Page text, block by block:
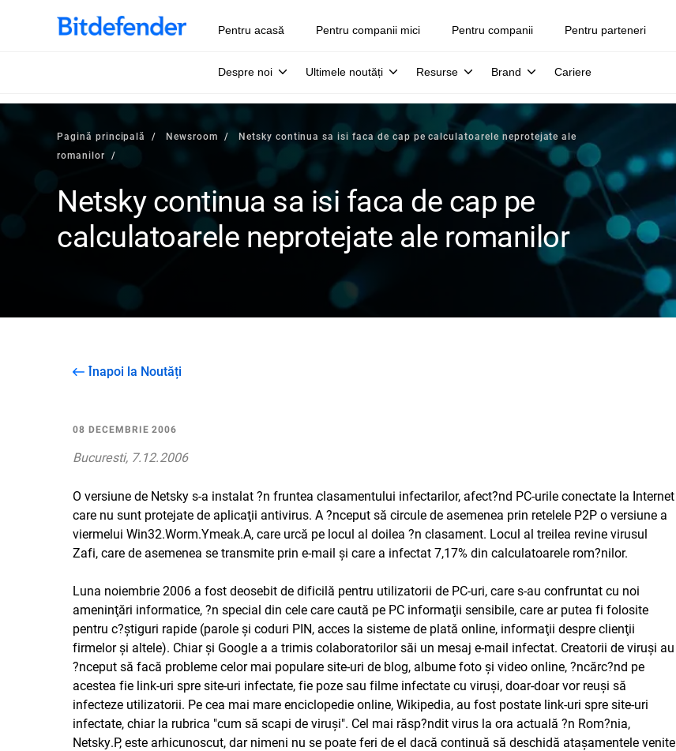
Pentru acasă Pentru companii mici Pentru companii Pentru parteneri
Despre noi Ultimele noutăți Resurse Brand Cariere
Pagină principală Newsroom
Netsky continua sa isi faca de cap pe calculatoarele neprotejate ale
romanilor
Netsky continua sa isi faca de cap pe
calculatoarele neprotejate ale romanilor
Înapoi la Noutăți
08 DECEMBRIE 2006
Bucuresti, 7.12.2006
O versiune de Netsky s-a instalat ?n fruntea clasamentului infectarilor, afect?nd PC-urile conectate la Internet
care nu sunt protejate de aplicaţii antivirus. A ?nceput să circule de asemenea prin retelele P2P o versiune a
viermelui Win32.Worm.Ymeak.A, care urcă pe locul al doilea ?n clasament. Locul al treilea revine virusul
Zafi, care de asemenea se transmite prin e-mail şi care a infectat 7,17% din calculatoarele rom?nilor.
Luna noiembrie 2006 a fost deosebit de dificilă pentru utilizatorii de PC-uri, care s-au confruntat cu noi
ameninţări informatice, ?n special din cele care caută pe PC informaţii sensibile, care ar putea fi folosite
pentru c?ştiguri rapide (parole şi coduri PIN, acces la sisteme de plată online, informaţii despre clienţii
firmelor şi altele). Chiar şi Google a a trimis colaboratorilor săi un mesaj e-mail infectat. Creatorii de viruşi au
?nceput să facă probleme celor mai populare site-uri de blog, albume foto şi video online, ?ncărc?nd pe
acestea fie link-uri spre site-uri infectate, fie poze sau filme infectate cu viruşi, doar-doar vor reuşi să
infecteze utilizatorii. Pe cea mai mare enciclopedie online, Wikipedia, au fost postate link-uri spre site-uri
infectate, chiar la rubrica "cum să scapi de viruşi". Cel mai răsp?ndit virus la ora actuală ?n Rom?nia,
Netsky.P, este arhicunoscut, dar nimeni nu se poate feri de el dacă continuă să deschidă ataşamentele venite